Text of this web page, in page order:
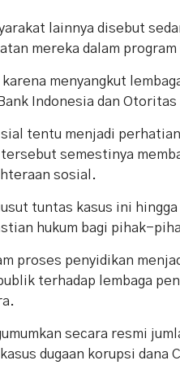
lainnya disebut
mereka dalam program
menyangkut
Indonesia dan Otoritas
tentu menjadi
semestinya
sosial.
tuntas kasus ini
hukum bagi pihak-
proses penyidikan
terhadap lembaga
secara resmi
dugaan korupsi dana